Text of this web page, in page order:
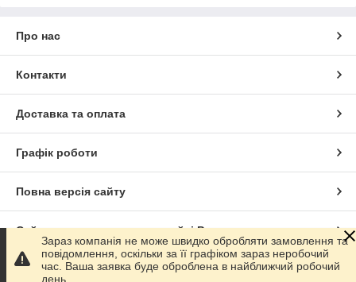
Про нас
Контакти
Доставка та оплата
Графік роботи
Повна версія сайту
Сайт створено на маркетплейсіProm.ua
Політика конфіденційності
Зараз компанія не може швидко обробляти замовлення та
повідомлення, оскільки за її графіком зараз неробочий
час. Ваша заявка буде оброблена в найближчий робочий
день.